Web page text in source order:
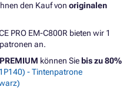
den Kauf von originalen
PRO EM-C800R bieten wir 1
an.
können Sie bis zu 80%
- Tintenpatrone